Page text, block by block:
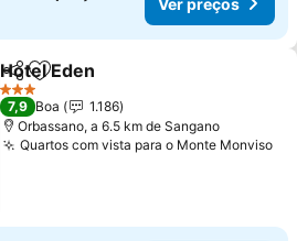
PartilharAdicionar aos favoritos
Hotel Eden
3 Estrelas
7,9 Boa
1.186
Orbassano, a 6.5 km de Sangano
Quartos com vista para o Monte Monviso